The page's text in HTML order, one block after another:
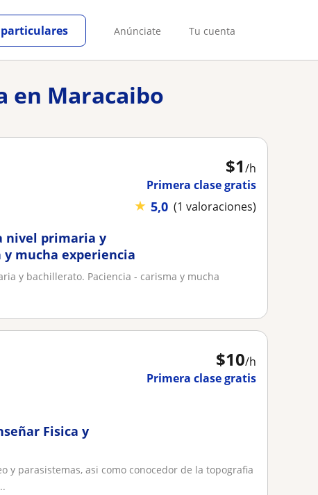
Anúnciate Tu cuenta
particulares
en Maracaibo
$1/h
Primera clase gratis
★ 5,0 (1 valoraciones)
nivel primaria y
mucha experiencia
y bachillerato. Paciencia - carisma y mucha
$10/h
Primera clase gratis
Fisica y
y parasistemas, asi como conocedor de la topografia